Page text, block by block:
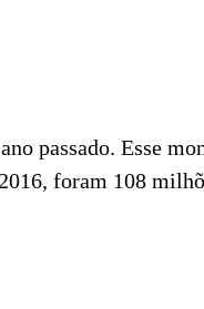
passado. Esse
foram 108